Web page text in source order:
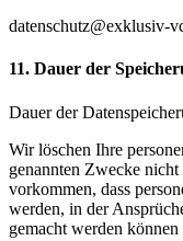
datenschutz@exklusiv-
11. Dauer der
Dauer der
Wir löschen Ihre
genannten Zwecke
vorkommen, dass
werden, in der
gemacht werden